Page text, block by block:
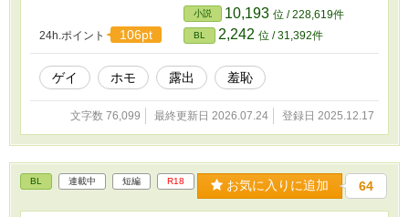
恥と、バレない全能感。その狭間で、彼は今日も果てる。 だが、
完璧な計画は、いつか必ず崩れる。 遠藤を待ち受けるのは、破滅
か、それとも——。 pixivにて連載している作品の転載です。pixiv
版の方が更新早いです。
24h.ポイント 106pt
小説 10,193 位 / 228,619件
BL 2,242 位 / 31,392件
ゲイ ホモ 露出 羞恥
文字数 76,099 最終更新日 2026.07.24 登録日 2025.12.17
BL 連載中 短編 R18 お気に入りに追加 64